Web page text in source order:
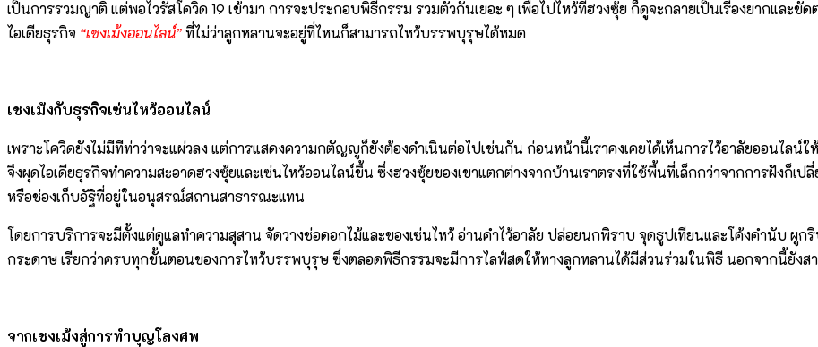
เป็นการรวมญาติ แต่พอไวรัสโควิด 19 เข้ามา การจะประกอบพิธีกรรม รวมตัวกันเยอะ ๆ เพื่อไปไหว้ที่ฮวงซุ้ย ก็ดูจะกลายเป็นเรื่องยากและขั
ไอเดียธุรกิจ “เชงเม้งออนไลน์”ที่ไม่ว่าลูกหลานจะอยู่ที่ไหนก็สามารถไหว้บรรพบุรุษได้หมด
เชงเม้งกับธุรกิจเซ่นไหว้ออนไลน์
เพราะโควิดยังไม่มีทีท่าว่าจะแผ่วลง แต่การแสดงความกตัญญูก็ยังต้องดำเนินต่อไปเช่นกัน ก่อนหน้านี้เราคงเคยได้เห็นการไว้อาลัยออนไล
จึงผุดไอเดียธุรกิจทำความสะอาดฮวงซุ้ยและเซ่นไหว้ออนไลน์ขึ้น ซึ่งฮวงซุ้ยของเขาแตกต่างจากบ้านเราตรงที่ใช้พื้นที่เล็กกว่าจากการฝังก็
หรือช่องเก็บอัฐิที่อยู่ในอนุสรณ์สถานสาธารณะแทน
โดยการบริการจะมีตั้งแต่ดูแลทำความสุสาน จัดวางช่อดอกไม้และของเซ่นไหว้ อ่านคำไว้อาลัย ปล่อยนกพิราบ จุดธูปเทียนและโค้งคำนับ ผูก
กระดาษ เรียกว่าครบทุกขั้นตอนของการไหว้บรรพบุรุษ ซึ่งตลอดพิธีกรรมจะมีการไลฟ์สดให้ทางลูกหลานได้มีส่วนร่วมในพิธี นอกจากนี้ยังส
จากเชงเม้งสู่การทำบุญโลงศพ